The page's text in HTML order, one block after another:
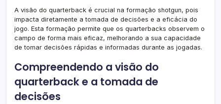
A visão do quarterback é crucial na formação shotgun, pois
impacta diretamente a tomada de decisões e a eficácia do
jogo. Esta formação permite que os quarterbacks observem o
campo de forma mais eficaz, melhorando a sua capacidade
de tomar decisões rápidas e informadas durante as jogadas.
Compreendendo a visão do
quarterback e a tomada de
decisões